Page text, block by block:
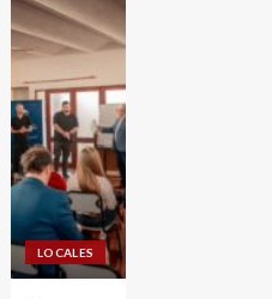
LOCALES